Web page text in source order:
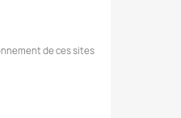
de ces sites